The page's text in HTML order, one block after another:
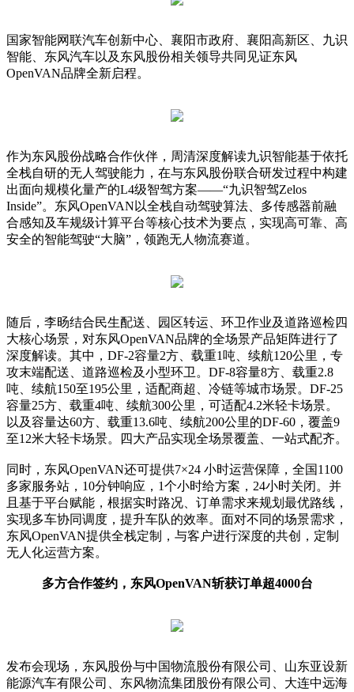
国家智能网联汽车创新中心、襄阳市政府、襄阳高新区、九识
智能、东风汽车以及东风股份相关领导共同见证东风
OpenVAN品牌全新启程。
作为东风股份战略合作伙伴，周清深度解读九识智能基于依托
全栈自研的无人驾驶能力，在与东风股份联合研发过程中构建
出面向规模化量产的L4级智驾方案——“九识智驾Zelos
Inside”。东风OpenVAN以全栈自动驾驶算法、多传感器前融
合感知及车规级计算平台等核心技术为要点，实现高可靠、高
安全的智能驾驶“大脑”，领跑无人物流赛道。
随后，李旸结合民生配送、园区转运、环卫作业及道路巡检四
大核心场景，对东风OpenVAN品牌的全场景产品矩阵进行了
深度解读。其中，DF-2容量2方、载重1吨、续航120公里，专
攻末端配送、道路巡检及小型环卫。DF-8容量8方、载重2.8
吨、续航150至195公里，适配商超、冷链等城市场景。DF-25
容量25方、载重4吨、续航300公里，可适配4.2米轻卡场景。
以及容量达60方、载重13.6吨、续航200公里的DF-60，覆盖9
至12米大轻卡场景。四大产品实现全场景覆盖、一站式配齐。
同时，东风OpenVAN还可提供7×24 小时运营保障，全国1100
多家服务站，10分钟响应，1个小时给方案，24小时关闭。并
且基于平台赋能，根据实时路况、订单需求来规划最优路线，
实现多车协同调度，提升车队的效率。面对不同的场景需求，
东风OpenVAN提供全栈定制，与客户进行深度的共创，定制
无人化运营方案。
多方合作签约，东风OpenVAN斩获订单超4000台
发布会现场，东风股份与中国物流股份有限公司、山东亚设新
能源汽车有限公司、东风物流集团股份有限公司、大连中远海